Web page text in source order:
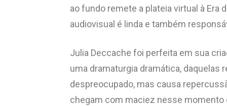
ao fundo remete a plateia virtual à Era
audiovisual é linda e também
Julia Deccache foi perfeita em sua
uma dramaturgia dramática, daquelas
despreocupado, mas causa
chegam com maciez nesse